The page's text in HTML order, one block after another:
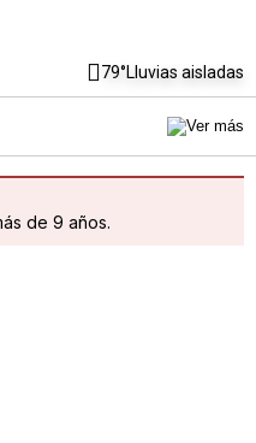
79°Lluvias aisladas
de 9 años.